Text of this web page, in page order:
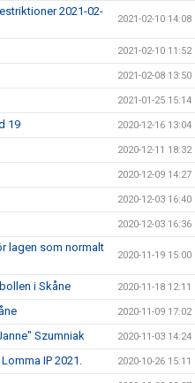
2021-02-
2021-02-10 14:08
2021-02-10 11:52
2021-02-08 13:50
2021-01-25 15:14
19 2020-12-16 13:04
2020-12-11 18:32
2020-12-09 14:27
2020-12-03 16:40
2020-12-03 16:36
lagen som normalt
2020-11-19 15:00
i Skåne 2020-11-18 12:11
2020-11-09 17:02
Szumniak 2020-11-03 14:24
IP 2021. 2020-10-26 15:11